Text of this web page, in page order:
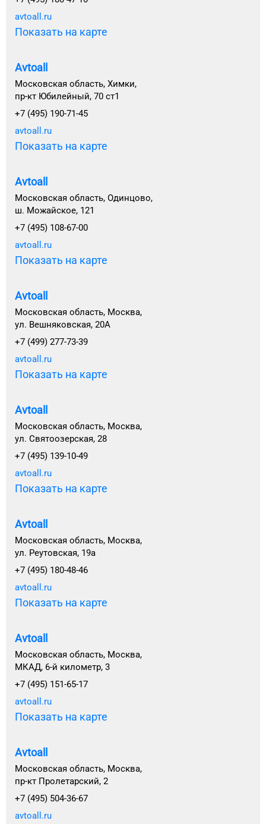
avtoall.ru
Показать на карте
Avtoall
Московская область, Химки,
пр-кт Юбилейный, 70 ст1
+7 (495) 190-71-45
avtoall.ru
Показать на карте
Avtoall
Московская область, Одинцово,
ш. Можайское, 121
+7 (495) 108-67-00
avtoall.ru
Показать на карте
Avtoall
Московская область, Москва,
ул. Вешняковская, 20А
+7 (499) 277-73-39
avtoall.ru
Показать на карте
Avtoall
Московская область, Москва,
ул. Святоозерская, 28
+7 (495) 139-10-49
avtoall.ru
Показать на карте
Avtoall
Московская область, Москва,
ул. Реутовская, 19а
+7 (495) 180-48-46
avtoall.ru
Показать на карте
Avtoall
Московская область, Москва,
МКАД, 6-й километр, 3
+7 (495) 151-65-17
avtoall.ru
Показать на карте
Avtoall
Московская область, Москва,
пр-кт Пролетарский, 2
+7 (495) 504-36-67
avtoall.ru